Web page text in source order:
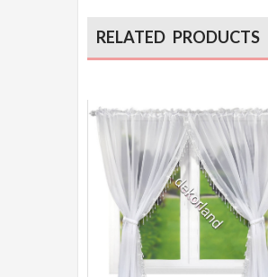
RELATED PRODUCTS